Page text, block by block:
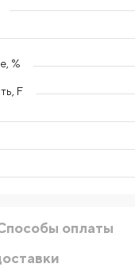
%
F
оплаты